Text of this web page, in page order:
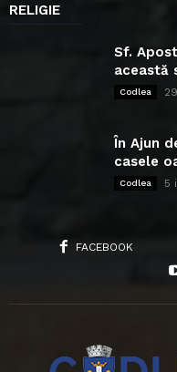
RELIGIE
Sf.
această
Codlea
În Ajun
casele
Codlea 5
FACEBOOK